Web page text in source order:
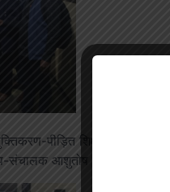
पीड़ित शिक्षक बुधवार को
आशुतोष चावरे को दिया